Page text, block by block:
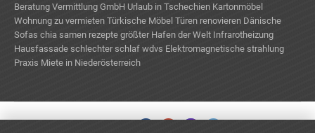
Beratung Vermittlung GmbH Urlaub in Tschechien Kartonmöbel
Wohnung zu vermieten Türkische Möbel Türen renovieren Dänische
Sofas chia samen rezepte größter Hafen der Welt Infrarotheizung
Hausfassade schlechter schlaf wdvs Elektromagnetische strahlung
Praxis Miete in Niederösterreich